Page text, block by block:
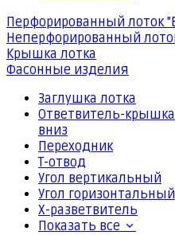
Перфорированный лоток
Неперфорированный
Крышка лотка
Фасонные изделия
Заглушка лотка
Ответвитель-
вниз
Переходник
Т-отвод
Угол вертикальный
Угол горизонтальный
Х-разветвитель
Показать все